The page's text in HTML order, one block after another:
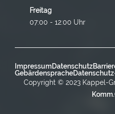
Freitag
07:00 -
ImpressumDatenschutz
Gebärdensprache
Copyright © 2023 Kappel-